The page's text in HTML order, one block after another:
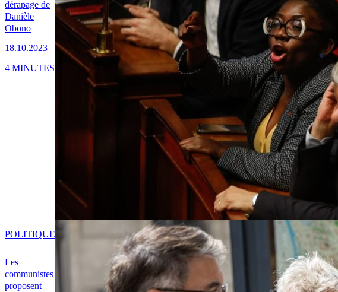
dérapage de
Danièle
Obono
18.10.2023
4 MINUTES
Les
communistes
proposent
POLITIQUE